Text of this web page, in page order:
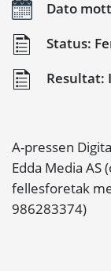
Dato
Status:
Resultat:
A-pressen
Edda Media
fellesforetak
986283374)